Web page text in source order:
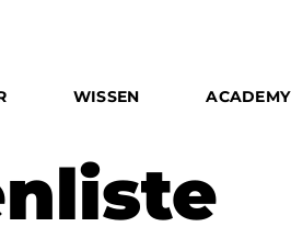
WISSEN ACADEMY